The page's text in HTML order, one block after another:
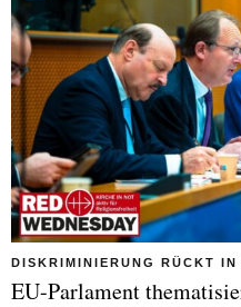
DISKRIMINIERUNG RÜCKT IN
EU-Parlament